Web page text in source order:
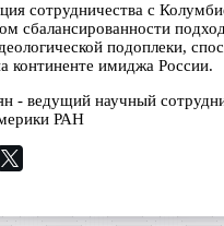
сотрудничества с
сбалансированности
подоплеки,
континенте имиджа России.
- ведущий научный
РАН